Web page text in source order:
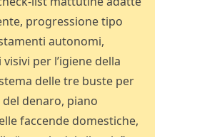
progressione tipo
autonomi,
per l’igiene della
delle tre buste per
denaro, piano
faccende domestiche,